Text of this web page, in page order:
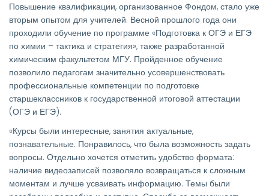
Повышение квалификации, организованное Фондом, стало уже
вторым опытом для учителей. Весной прошлого года они
проходили обучение по программе «Подготовка к ОГЭ и ЕГЭ
по химии – тактика и стратегия», также разработанной
химическим факультетом МГУ. Пройденное обучение
позволило педагогам значительно усовершенствовать
профессиональные компетенции по подготовке
старшеклассников к государственной итоговой аттестации
(ОГЭ и ЕГЭ).
«Курсы были интересные, занятия актуальные,
познавательные. Понравилось, что была возможность задать
вопросы. Отдельно хочется отметить удобство формата:
наличие видеозаписей позволяло возвращаться к сложным
моментам и лучше усваивать информацию. Темы были